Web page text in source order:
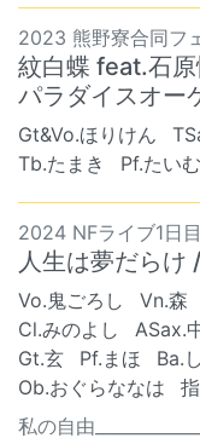
2023 熊野寮合同フ
紋白蝶 feat.石
パラダイスオー
Gt&Vo.ほりけん
Tb.たまき
Pf.たいむ
2024 NFライブ1日
人生は夢だらけ
Vo.鬼ごろし Vn.
Cl.みのよし
ASax.
Gt.玄
Pf.まほ Ba.
Ob.おぐらななは
私の自由